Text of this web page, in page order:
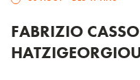
FABRIZIO